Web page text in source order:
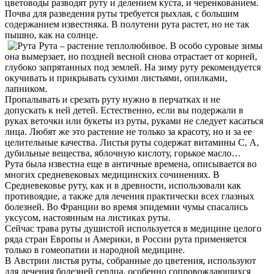
цветоводы разводят руту и делением куста, и черенкованием.
Почва для разведения руты требуется рыхлая, с большим
содержанием известняка. В полутени рута растет, но не так
пышно, как на солнце.
Рута – растение теплолюбивое. В особо суровые зимы
она вымерзает, но поздней весной снова отрастает от корней,
глубоко запрятанных под землей. На зиму руту рекомендуется
окучивать и прикрывать сухими листьями, опилками,
лапником.
Пропалывать и срезать руту нужно в перчатках и не
допускать к ней детей. Естественно, если вы подержали в
руках веточки или букеты из руты, руками не следует касаться
лица. Любят же это растение не только за красоту, но и за ее
целительные качества. Листья руты содержат витамины С, А,
дубильные вещества, яблочную кислоту, горькое масло…
Рута была известна еще в античные времена, описывается во
многих средневековых медицинских сочинениях. В
Средневековье руту, как и в древности, использовали как
противоядие, а также для лечения практически всех глазных
болезней. Во Франции во время эпидемии чумы спасались
уксусом, настоянным на листиках руты.
Сейчас трава руты душистой используется в медицине целого
ряда стран Европы и Америки, в России рута применяется
только в гомеопатии и народной медицине.
В Австрии листья руты, собранные до цветения, используют
для лечения болезней сердца, особенно сопровождающихся